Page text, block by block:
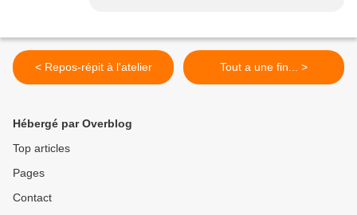
< Repos-répit à l'atelier Tout a une fin... >
Hébergé par Overblog
Top articles
Pages
Contact